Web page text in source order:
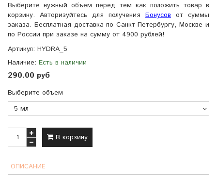
Выберите нужный объем перед тем как положить товар в
корзину. Авторизуйтесь для получения Бонусов от суммы
заказа. Бесплатная доставка по Санкт-Петербургу, Москве и
по России при заказе на сумму от 4900 рублей!
Артикул: HYDRA_5
Наличие: Есть в наличии
290.00 руб
Выберите объем
В корзину
ОПИСАНИЕ